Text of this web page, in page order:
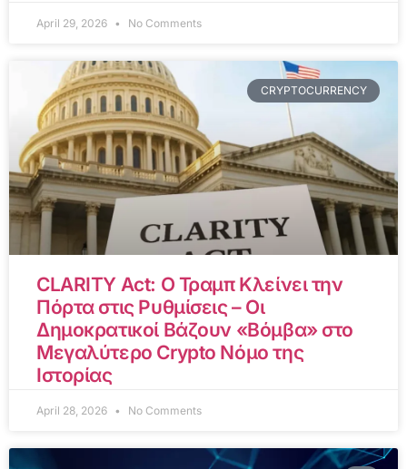
April 29, 2026 No Comments
CRYPTOCURRENCY
CLARITY Act: Ο Τραμπ Κλείνει την
Πόρτα στις Ρυθμίσεις – Οι
Δημοκρατικοί Βάζουν «Βόμβα» στο
Μεγαλύτερο Crypto Νόμο της
Ιστορίας
April 28, 2026 No Comments